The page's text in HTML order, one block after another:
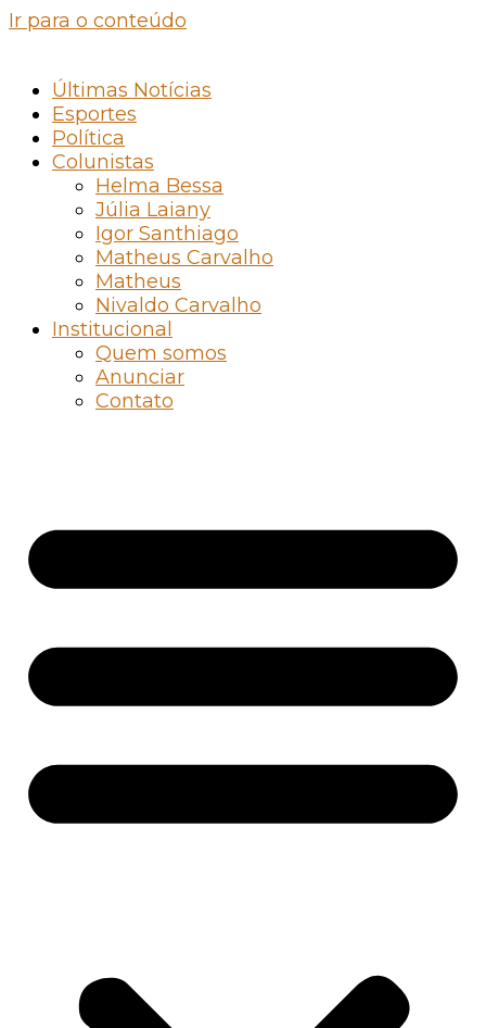
Ir para o conteúdo
Últimas Notícias
Esportes
Política
Colunistas
Helma Bessa
Júlia Laiany
Igor Santhiago
Matheus Carvalho
Matheus
Nivaldo Carvalho
Institucional
Quem somos
Anunciar
Contato